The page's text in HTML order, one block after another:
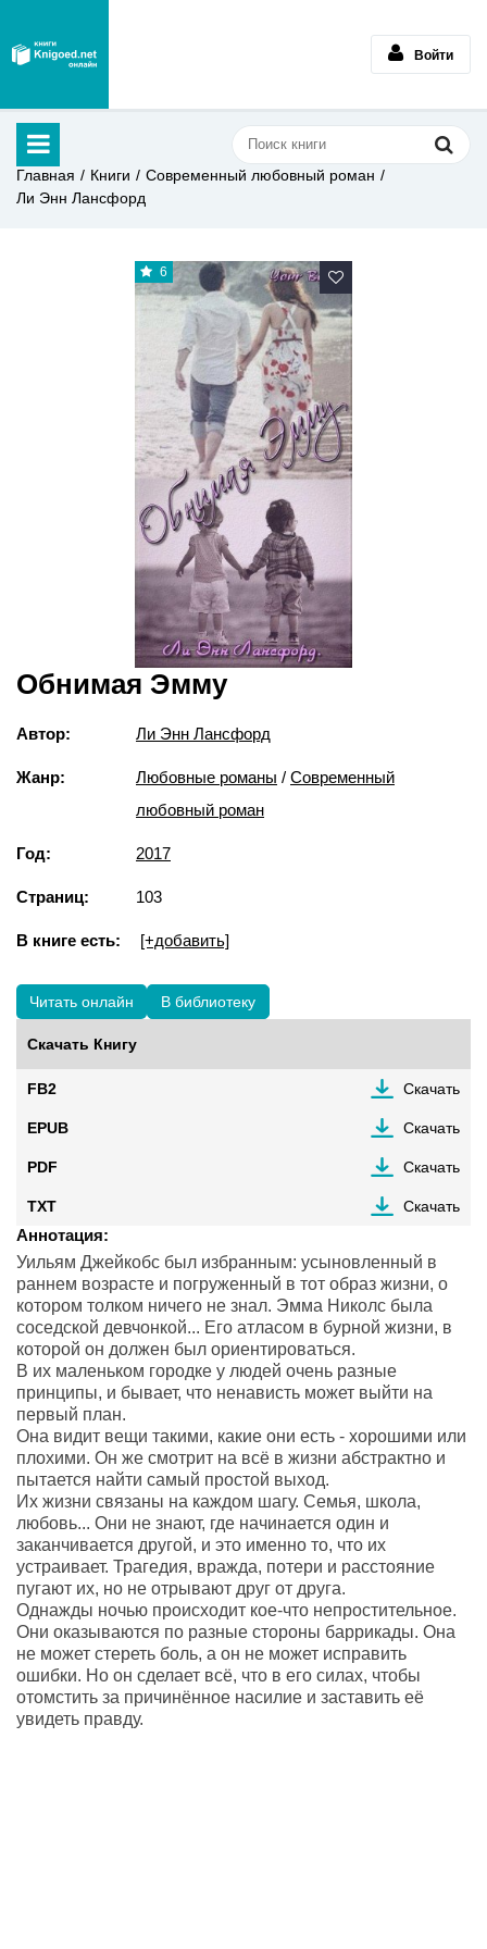
Войти
Главная Книги
Современный любовный роман
Ли Энн Лансфорд
6
Обнимая Эмму
Автор: Ли Энн Лансфорд
Жанр: Любовные романы / Современный
любовный роман
Год: 2017
Страниц: 103
В книге есть: [+добавить]
Читать онлайн В библиотеку
Скачать Книгу
FB2 Скачать
EPUB Скачать
PDF Скачать
TXT Скачать
Аннотация:
Уильям Джейкобс был избранным: усыновленный в
раннем возрасте и погруженный в тот образ жизни, о
котором толком ничего не знал. Эмма Николс была
соседской девчонкой... Его атласом в бурной жизни, в
которой он должен был ориентироваться.
В их маленьком городке у людей очень разные
принципы, и бывает, что ненависть может выйти на
первый план.
Она видит вещи такими, какие они есть - хорошими или
плохими. Он же смотрит на всё в жизни абстрактно и
пытается найти самый простой выход.
Их жизни связаны на каждом шагу. Семья, школа,
любовь... Они не знают, где начинается один и
заканчивается другой, и это именно то, что их
устраивает. Трагедия, вражда, потери и расстояние
пугают их, но не отрывают друг от друга.
Однажды ночью происходит кое-что непростительное.
Они оказываются по разные стороны баррикады. Она
не может стереть боль, а он не может исправить
ошибки. Но он сделает всё, что в его силах, чтобы
отомстить за причинённое насилие и заставить её
увидеть правду.